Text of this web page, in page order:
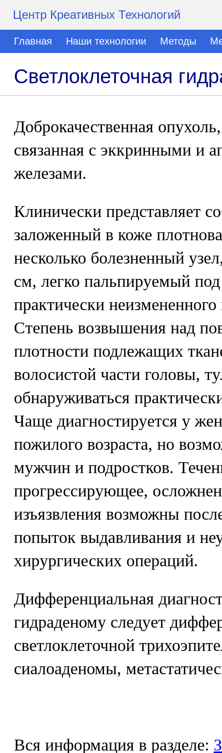
Центр Креативных Технологий
Главная Наши технологии Методы
Светлоклеточная
Доброкачественная
связанная с эккринными и
железами.
Клинически представляет
заложенный в коже
несколько болезненный
см, легко пальпируемый
практически
Степень возвышения над
плотности подлежащих
волосистой части головы,
обнаруживаться
Чаще диагностируется у
пожилого возраста, но
мужчин и подростков.
прогрессирующее,
изъязвления возможны
попыток выдавливания и
хирургических операций.
Дифференциальная
гидраденому следует
светлоклеточной
сиалоаденомы,
Вся информация в разделе: